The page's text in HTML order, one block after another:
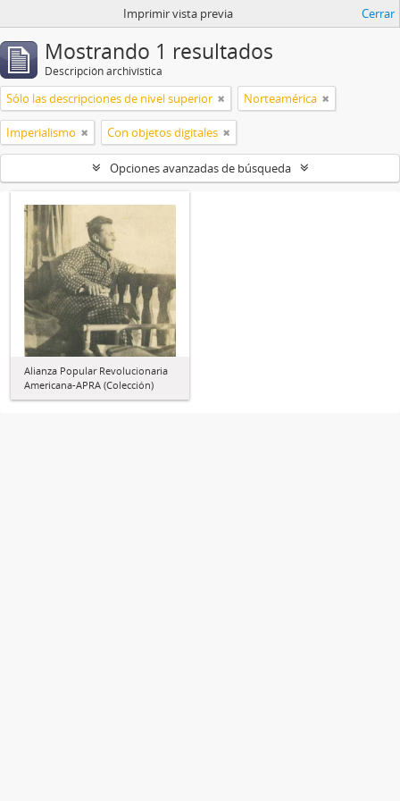
Imprimir vista previa Cerrar
Mostrando 1 resultados
Descripción archivística
Sólo las descripciones de nivel superior Norteamérica
Imperialismo Con objetos digitales
Opciones avanzadas de búsqueda
Alianza Popular Revolucionaria
Americana-APRA (Colección)